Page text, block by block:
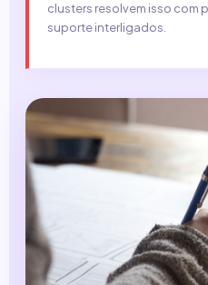
clusters resolvem isso com
suporte interligados.